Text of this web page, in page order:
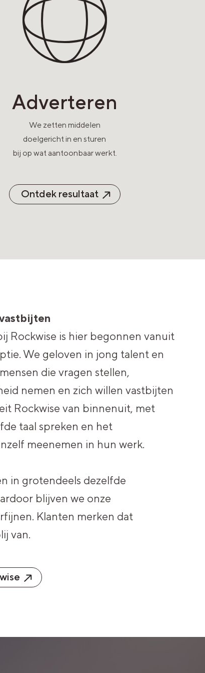
Adverteren
We zetten middelen
doelgericht in en sturen
bij op wat aantoonbaar werkt.
Ontdek resultaat
Rockwise is hier begonnen vanuit
We geloven in jong talent en
die vragen stellen,
nemen en zich willen vastbijten
Rockwise van binnenuit, met
taal spreken en het
meenemen in hun werk.
in grotendeels dezelfde
blijven we onze
Klanten merken dat
van.